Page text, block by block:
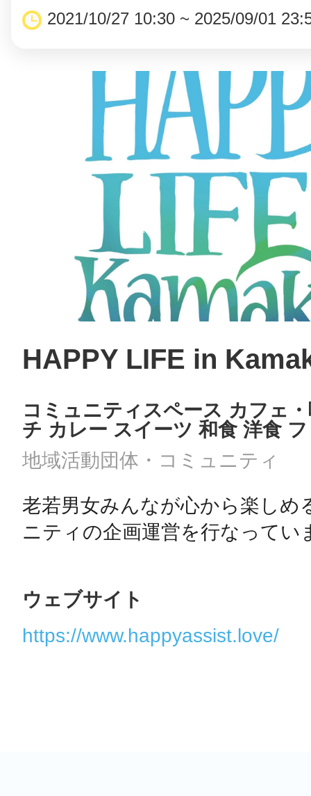
2021/10/27 10:30 ~ 2025/09/01
HAPPY LIFE in
コミュニティスペース カフェ
チ カレー スイーツ 和食 洋食
地域活動団体・コミュニティ
老若男女みんなが心から楽しめ
ニティの企画運営を行なってい
ウェブサイト
https://www.happyassist.love/